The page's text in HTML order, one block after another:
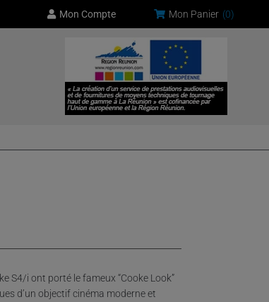
Mon Compte Mon Panier (0)
S4/i ont porté le fameux “Cooke Look”
d’un objectif cinéma moderne et